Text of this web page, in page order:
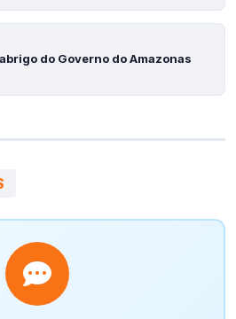
do Governo do Amazonas